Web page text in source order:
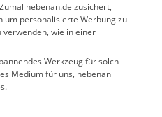
nebenan.de zusichert,
um personalisierte Werbung zu
verwenden, wie in einer
Werkzeug für solch
Medium für uns, nebenan